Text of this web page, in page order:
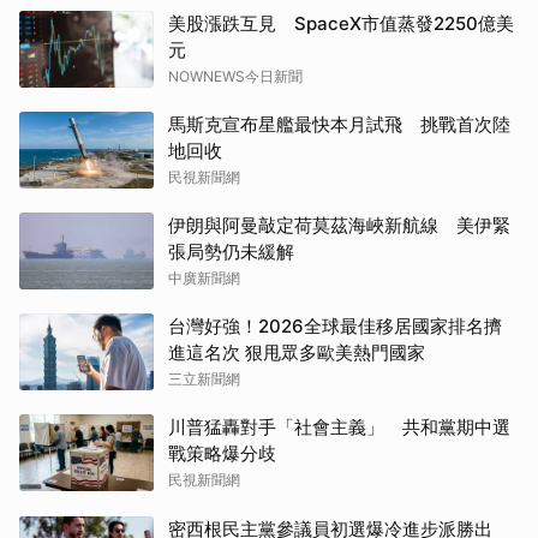
美股漲跌互見 SpaceX市值蒸發2250億美
元
NOWNEWS今日新聞
馬斯克宣布星艦最快本月試飛 挑戰首次陸
地回收
民視新聞網
伊朗與阿曼敲定荷莫茲海峽新航線 美伊緊
張局勢仍未緩解
中廣新聞網
台灣好強！2026全球最佳移居國家排名擠
進這名次 狠甩眾多歐美熱門國家
三立新聞網
川普猛轟對手「社會主義」 共和黨期中選
戰策略爆分歧
民視新聞網
密西根民主黨參議員初選爆冷進步派勝出